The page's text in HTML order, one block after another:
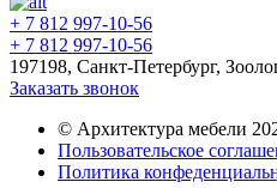
+ 7 812 997-10-56
+ 7 812 997-10-56
197198, Санкт-Петербург,
Заказать звонок
© Архитектура мебели
Пользовательское
Политика